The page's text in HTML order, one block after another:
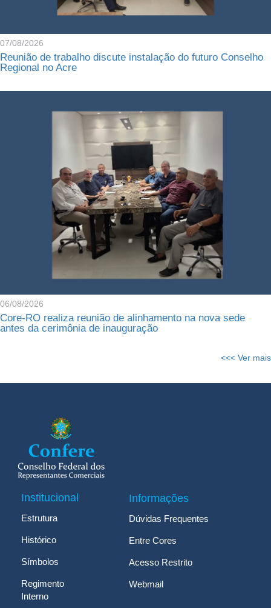
07/08/2026
Reunião de trabalho discute instalação do futuro Conselho
Regional no Acre
06/08/2026
Core-RO realiza reunião de alinhamento na nova sede
antes da cerimônia de inauguração
<<< Ver mais
Institucional
Estrutura
Histórico
Símbolos
Regimento
Interno
Informações
Dúvidas Frequentes
Entre Cores
Acesso Restrito
Webmail